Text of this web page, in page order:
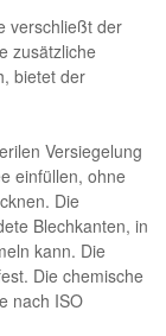
verschließt der
zusätzliche
bietet der
Versiegelung
einfüllen, ohne
Die
Blechkanten, in
kann. Die
Die chemische
nach ISO